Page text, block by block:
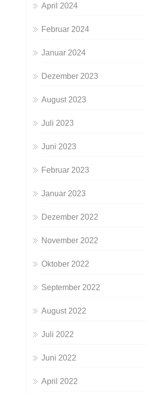
April 2024
Februar 2024
Januar 2024
Dezember 2023
August 2023
Juli 2023
Juni 2023
Februar 2023
Januar 2023
Dezember 2022
November 2022
Oktober 2022
September 2022
August 2022
Juli 2022
Juni 2022
April 2022